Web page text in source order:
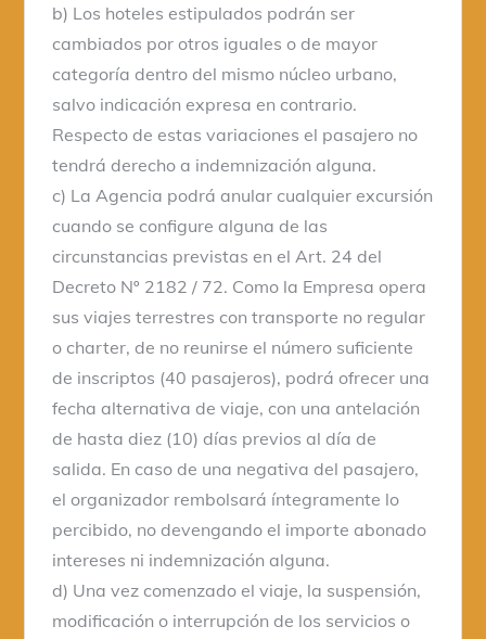
b) Los hoteles estipulados podrán ser
cambiados por otros iguales o de mayor
categoría dentro del mismo núcleo urbano,
salvo indicación expresa en contrario.
Respecto de estas variaciones el pasajero no
tendrá derecho a indemnización alguna.
c) La Agencia podrá anular cualquier excursión
cuando se configure alguna de las
circunstancias previstas en el Art. 24 del
Decreto Nº 2182 / 72. Como la Empresa opera
sus viajes terrestres con transporte no regular
o charter, de no reunirse el número suficiente
de inscriptos (40 pasajeros), podrá ofrecer una
fecha alternativa de viaje, con una antelación
de hasta diez (10) días previos al día de
salida. En caso de una negativa del pasajero,
el organizador rembolsará íntegramente lo
percibido, no devengando el importe abonado
intereses ni indemnización alguna.
d) Una vez comenzado el viaje, la suspensión,
modificación o interrupción de los servicios o